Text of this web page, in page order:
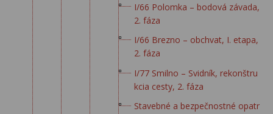
I/66 Polomka – bodová závada,
2. fáza
I/66 Brezno – obchvat, I. etapa,
2. fáza
I/77 Smilno – Svidník, rekonštru
kcia cesty, 2. fáza
Stavebné a bezpečnostné opatr